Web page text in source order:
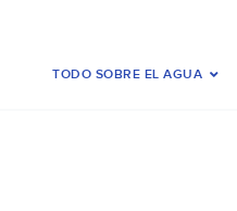
TODO SOBRE EL AGUA